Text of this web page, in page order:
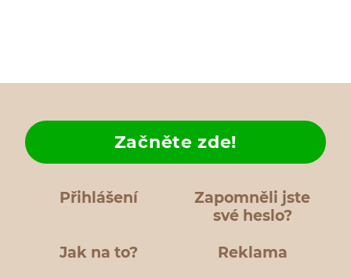
Přihlášení
Zapomněli jste
své heslo?
Jak na to?
Začněte zde!
Reklama